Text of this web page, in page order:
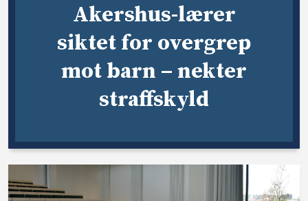
Akershus-lærer
siktet for overgrep
mot barn – nekter
straffskyld